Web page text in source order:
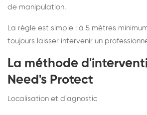
de manipulation.
La règle est simple : à 5 mètres
toujours laisser intervenir un
La méthode
Need's Protect
Localisation et diagnostic